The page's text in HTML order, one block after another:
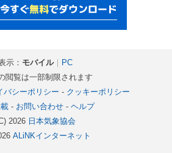
示： モバイル｜
PC
閲覧は一部制限されます
バシーポリシー - クッキーポリシー
- お問い合わせ- ヘルプ
2026 日本気象協会
ALiNKインターネット